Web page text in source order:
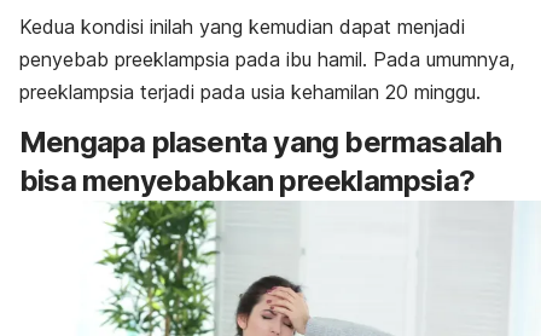
Kedua kondisi inilah yang kemudian dapat menjadi
penyebab preeklampsia pada ibu hamil. Pada umumnya,
preeklampsia terjadi pada usia kehamilan 20 minggu.
Mengapa plasenta yang bermasalah
bisa menyebabkan preeklampsia?